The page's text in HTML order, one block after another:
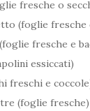
fresche o
(foglie fresche
fresche e
essiccati)
freschi e
(foglie fresche)